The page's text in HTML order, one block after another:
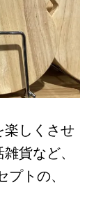
楽しくさせ
貨など、
プトの、